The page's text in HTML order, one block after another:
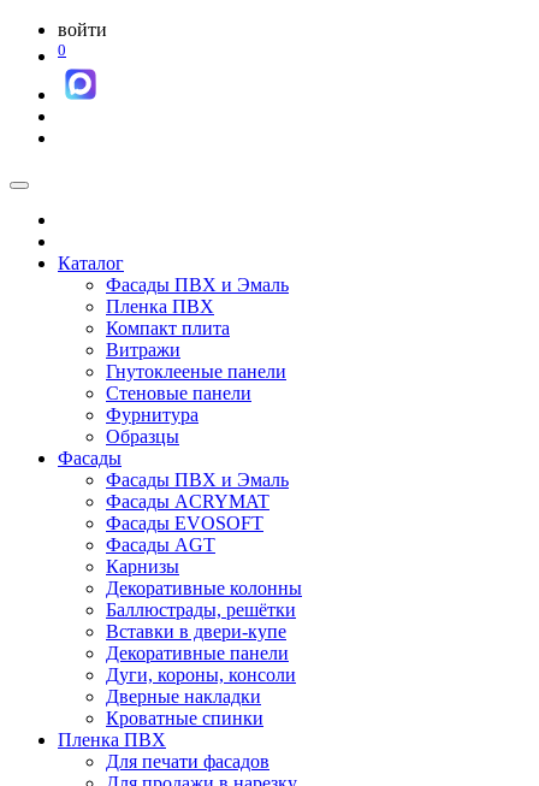
войти
0
Каталог
Фасады ПВХ и Эмаль
Пленка ПВХ
Компакт плита
Витражи
Гнутоклееные панели
Стеновые панели
Фурнитура
Образцы
Фасады
Фасады ПВХ и Эмаль
Фасады ACRYMAT
Фасады EVOSOFT
Фасады AGT
Карнизы
Декоративные колонны
Баллюстрады, решётки
Вставки в двери-купе
Декоративные панели
Дуги, короны, консоли
Дверные накладки
Кроватные спинки
Пленка ПВХ
Для печати фасадов